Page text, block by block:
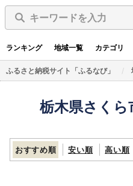
キーワードを入力
ランキング 地域一覧 カテゴリ
ふるさと納税サイト「ふるなび」
栃木県さくら
おすすめ順 安い順 高い順